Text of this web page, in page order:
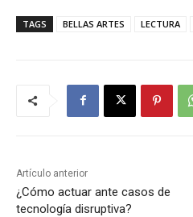
TAGS BELLAS ARTES LECTURA
Artículo anterior
¿Cómo actuar ante casos de
tecnología disruptiva?